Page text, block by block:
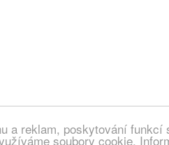
a reklam, poskytování
soubory cookie.